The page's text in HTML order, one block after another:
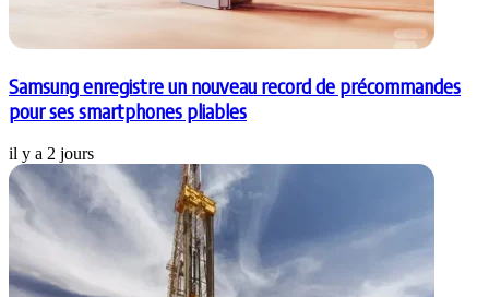
Samsung enregistre un nouveau record de précommandes
pour ses smartphones pliables
il y a 2 jours